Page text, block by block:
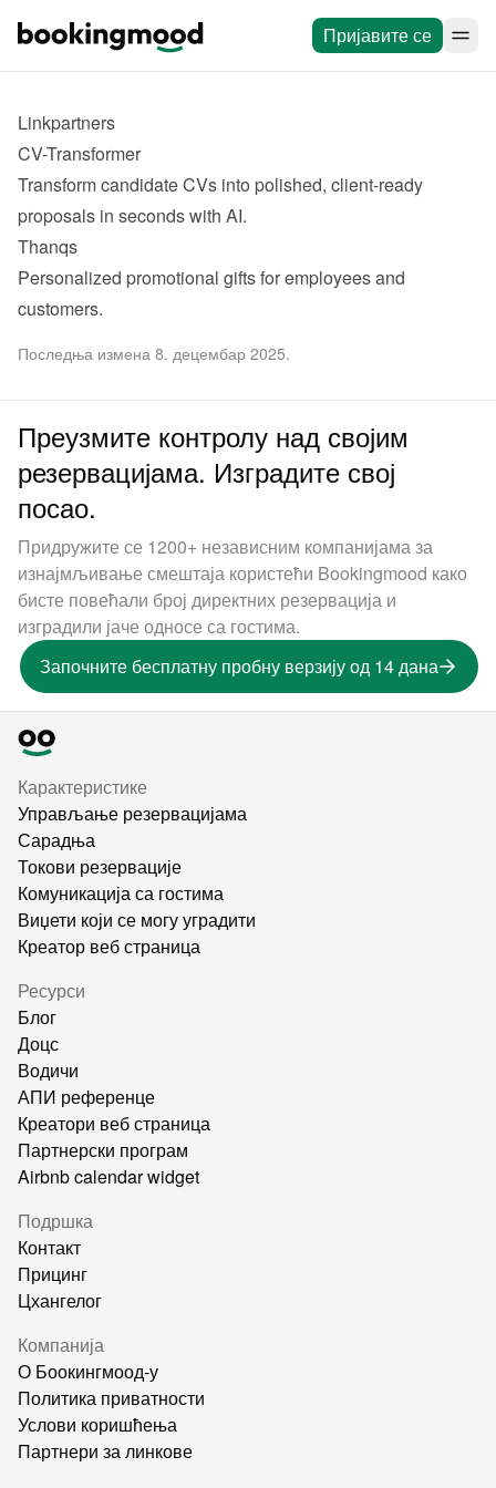
Пријавите се
Linkpartners
CV-Transformer
Transform candidate CVs into polished, client-ready
proposals in seconds with AI.
Thanqs
Personalized promotional gifts for employees and
customers.
Последња измена 8. децембар 2025.
Преузмите контролу над својим
резервацијама. Изградите свој
посао.
Придружите се 1200+ независним компанијама за
изнајмљивање смештаја користећи Bookingmood како
бисте повећали број директних резервација и
изградили јаче односе са гостима.
Започните бесплатну пробну верзију од 14 дана
Карактеристике
Управљање резервацијама
Сарадња
Токови резервације
Комуникација са гостима
Виџети који се могу уградити
Креатор веб страница
Ресурси
Блог
Доцс
Водичи
АПИ референце
Креатори веб страница
Партнерски програм
Airbnb calendar widget
Подршка
Контакт
Прицинг
Цхангелог
Компанија
О Боокингмоод-у
Политика приватности
Услови коришћења
Партнери за линкове